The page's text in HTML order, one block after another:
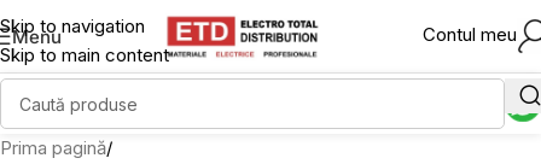
Skip to navigation
Skip to main content
Menu Contul meu
Prima pagină/